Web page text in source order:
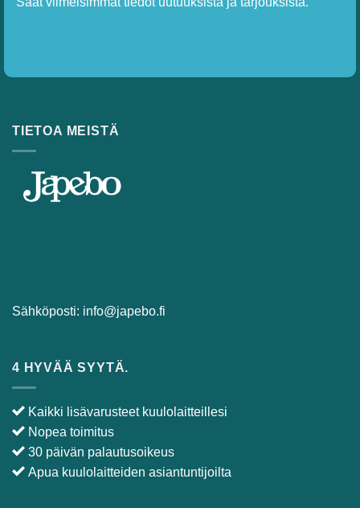
TIETOA MEISTÄ
4 HYVÄÄ SYYTÄ.
Kaikki lisävarusteet kuulolaitteillesi
Nopea toimitus
30 päivän palautusoikeus